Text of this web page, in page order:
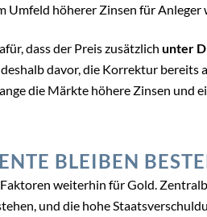
Umfeld höherer Zinsen für Anleger
dass der Preis zusätzlich unter
davor, die Korrektur bereits
die Märkte höhere Zinsen und
BLEIBEN
weiterhin für Gold.
und die hohe